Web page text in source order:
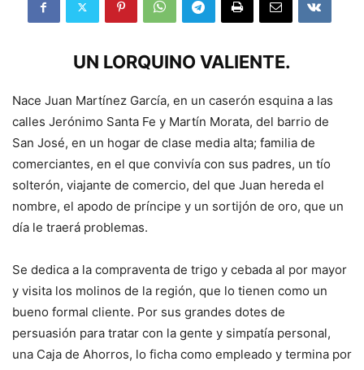
UN LORQUINO VALIENTE.
Nace Juan Martínez García, en un caserón esquina a las
calles Jerónimo Santa Fe y Martín Morata, del barrio de
San José, en un hogar de clase media alta; familia de
comerciantes, en el que convivía con sus padres, un tío
solterón, viajante de comercio, del que Juan hereda el
nombre, el apodo de príncipe y un sortijón de oro, que un
día le traerá problemas.
Se dedica a la compraventa de trigo y cebada al por mayor
y visita los molinos de la región, que lo tienen como un
bueno formal cliente. Por sus grandes dotes de
persuasión para tratar con la gente y simpatía personal,
una Caja de Ahorros, lo ficha como empleado y termina por